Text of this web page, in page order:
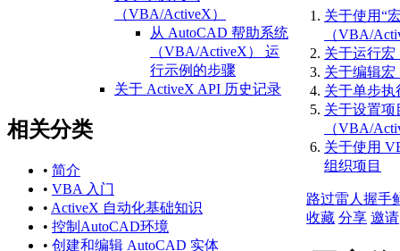
（VBA/ActiveX）
从 AutoCAD 帮助系统
（VBA/ActiveX） 运
行示例的步骤
关于 ActiveX API 历史记录
史记录参考
（ActiveX）
AutoCAD 2018 API 历
相关分类
• 简介
• VBA 入门
• ActiveX 自动化基础知识
• 控制AutoCAD环境
• 创建和编辑 AutoCAD 实体
关于使用“
（VBA/
关于运行
关于编辑
关于单步
关于设置项
（VBA/
关于使用
组织项目
路过雷人 握手
收藏 分享 邀请